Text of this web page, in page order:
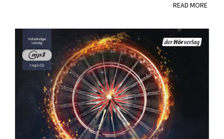
READ MORE